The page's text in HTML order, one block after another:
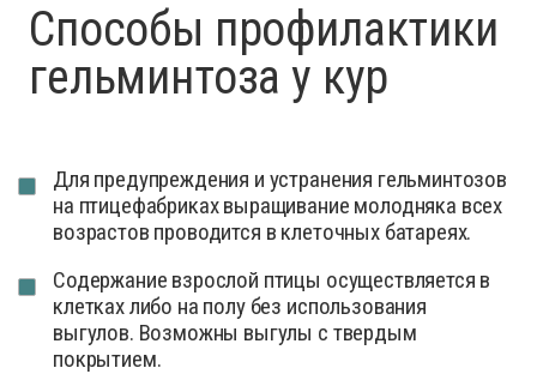
Способы профилактики
гельминтоза у кур
Для предупреждения и устранения гельминтозов
на птицефабриках выращивание молодняка всех
возрастов проводится в клеточных батареях.
Содержание взрослой птицы осуществляется в
клетках либо на полу без использования
выгулов. Возможны выгулы с твердым
покрытием.